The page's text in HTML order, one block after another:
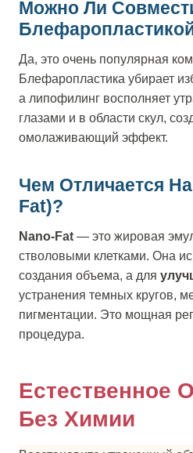
Можно Ли
Да, это очень популярная
Блефаропластика убирает
а липофилинг восполняет
глазами и в области скул,
омолаживающий эффект.
Чем Отличается
Fat)?
Nano-Fat — это жировая
стволовыми клетками. Она
создания объема, а для
устранения темных кругов,
пигментации. Это мощная
процедура.
Естественное
Без Химии